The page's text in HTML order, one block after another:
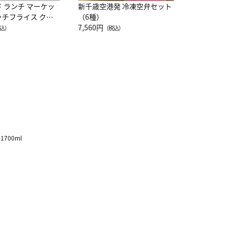
ランチ マーケッ
フライス クル
半袖Ｔシャツ
）
新千歳空港発 冷凍空弁セット
（6種）
7,560円 （税込）
1700ml